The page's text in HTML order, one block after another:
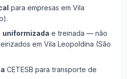
para empresas em Vila
uniformizada e treinada — não
em Vila Leopoldina (São
CETESB para transporte de